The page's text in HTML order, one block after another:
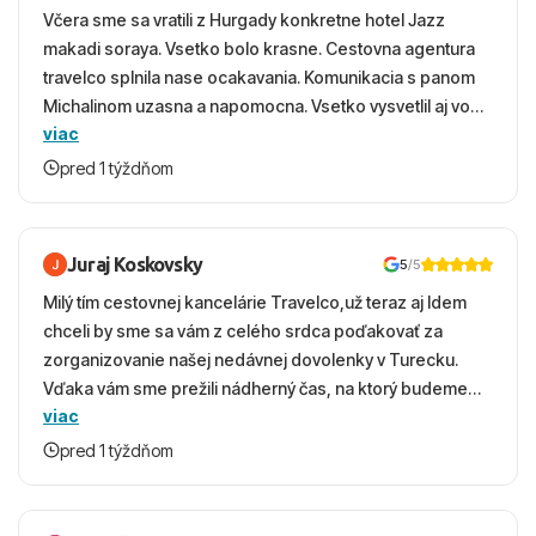
miestne trhy a historické pamiatky alebo sa vybrať na
výlety do okolitej prírody.
Vzdialenosti od
Pláže: Hotel je situovaný priamo pri pláži.
Mesta Bafra: 2,3 km.
Včera sme sa vratili z Hurgady konkretne hotel Jazz
makadi soraya. Vsetko bolo krasne. Cestovna agentura
travelco splnila nase ocakavania. Komunikacia s panom
Michalinom uzasna a napomocna. Vsetko vysvetlil aj vo
vecernych hodinach zaco sa ospravedlnujem. Hotel
krasny, cisty. Sluzby top. Strava, prostredie, more,
viac
pred 1 týždňom
Juraj Koskovsky 5/5
Milý tím cestovnej kancelárie Travelco,už teraz aj Idem
chceli by sme sa vám z celého srdca poďakovať za
zorganizovanie našej nedávnej dovolenky v Turecku.
Vďaka vám sme prežili nádherný čas, na ktorý budeme
ešte dlho s úsmevom spomínať. ​Všetko prebehlo
absolútne hladko – od prvotného výberu zájazdu, cez
bola to trefa do čierneho! ​Čo nás dostalo najviac: ​Skvelé
viac
pred 1 týždňom